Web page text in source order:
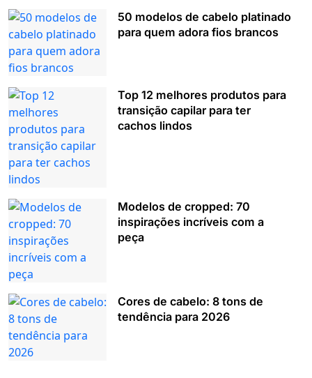
50 modelos de cabelo platinado
para quem adora fios brancos
Top 12 melhores produtos para
transição capilar para ter
cachos lindos
Modelos de cropped: 70
inspirações incríveis com a
peça
Cores de cabelo: 8 tons de
tendência para 2026